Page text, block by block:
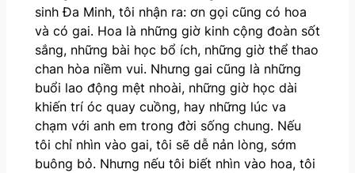
sinh Đa Minh, tôi nhận ra: ơn gọi cũng có hoa
và có gai. Hoa là những giờ kinh cộng đoàn sốt
sắng, những bài học bổ ích, những giờ thể thao
chan hòa niềm vui. Nhưng gai cũng là những
buổi lao động mệt nhoài, những giờ học dài
khiến trí óc quay cuồng, hay những lúc va
chạm với anh em trong đời sống chung. Nếu
tôi chỉ nhìn vào gai, tôi sẽ dễ nản lòng, sớm
buông bỏ. Nhưng nếu tôi biết nhìn vào hoa, tôi